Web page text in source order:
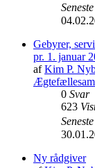
Gebyrer,
pr. 1. januar
afKim P.
0 Svar
623
Ny rådgiver